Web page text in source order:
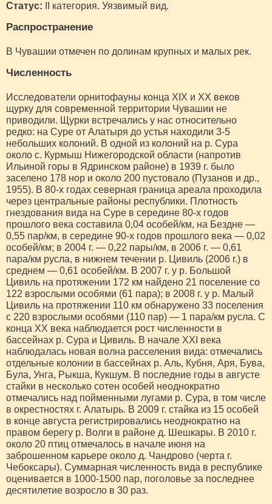
Статус: II категория. Уязвимый вид.
Распространение
В Чувашии отмечен по долинам крупных и малых рек.
Численность
Исследователи орнитофауны конца XIX и ХХ веков
щурку для современной территории Чувашии не
приводили. Щурки встречались у нас относительно
редко: на Суре от Алатыря до устья находили 3-5
небольших колоний. В одной из колоний на р. Сура
около с. Курмыш Нижегородской области (напротив
Ильиной горы в Ядринском районе) в 1939 г. было
заселено 178 нор и около 200 пустовало (Пузанов и др.,
1955). В 80-х годах северная граница ареала проходила
через центральные районы республики. Плотность
гнездования вида на Суре в середине 80-х годов
прошлого века составила 0,04 особей/км, на Бездне —
0,55 пар/км, в середине 90-х годов прошлого века — 0,02
особей/км; в 2004 г. — 0,22 пары/км, в 2006 г. — 0,61
пара/км русла, в нижнем течении р. Цивиль (2006 г.) в
среднем — 0,61 особей/км. В 2007 г. у р. Большой
Цивиль на протяжении 172 км найдено 21 поселение со
122 взрослыми особями (61 пара); в 2008 г. у р. Малый
Цивиль на протяжении 110 км обнаружено 33 поселения
с 220 взрослыми особями (110 пар) — 1 пара/км русла. С
конца XX века наблюдается рост численности в
бассейнах р. Сура и Цивиль. В начале ХХI века
наблюдалась новая волна расселения вида: отмечались
отдельные колонии в бассейнах р. Аль, Кубня, Аря, Бува,
Була, Унга, Рыкша, Кукшум. В последние годы в августе
стайки в несколько сотен особей неоднократно
отмечались над пойменными лугами р. Сура, в том числе
в окрестностях г. Алатырь. В 2009 г. стайка из 15 особей
в конце августа регистрировались неоднократно на
правом берегу р. Волги в районе д. Шешкары. В 2010 г.
около 20 птиц отмечалось в начале июня на
заброшенном карьере около д. Чандрово (черта г.
Чебоксары). Суммарная численность вида в республике
оценивается в 1000-1500 пар, поголовье за последнее
десятилетие возросло в 30 раз.